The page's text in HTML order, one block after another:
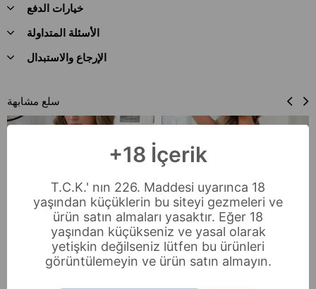
خيارات الدفع
الأسئلة المتداولة
الإرجاع والاستبدال
سلع مشابهة
+18 İçerik
T.C.K.' nın 226. Maddesi uyarınca 18
yaşından küçüklerin bu siteyi gezmeleri ve
ürün satın almaları yasaktır. Eğer 18
yaşından küçükseniz ve yasal olarak
yetişkin değilseniz lütfen bu ürünleri
görüntülemeyin ve ürün satın almayın.